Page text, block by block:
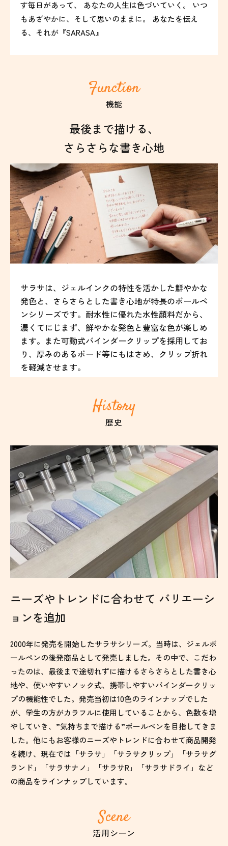
す毎日があって、
あなたの人生は色づいていく。
いつ
もあざやかに、そして思いのままに。
あなたを伝え
る、それが『SARASA』
Function
機能
最後まで描ける、
さらさらな書き心地
サラサは、ジェルインクの特性を活かした鮮やかな
発色と、さらさらとした書き心地が特長のボールペ
ンシリーズです。耐水性に優れた水性顔料だから、
濃くてにじまず、鮮やかな発色と豊富な色が楽しめ
ます。また可動式バインダークリップを採用してお
り、厚みのあるボード等にもはさめ、クリップ折れ
を軽減させます。
History
歴史
ニーズやトレンドに合わせて バリエーシ
ョンを追加
2000年に発売を開始したサラサシリーズ。当時は、ジェルボ
ールペンの後発商品として発売しました。その中で、こだわ
ったのは、最後まで途切れずに描けるさらさらとした書き心
地や、使いやすいノック式、携帯しやすいバインダークリッ
プの機能性でした。発売当初は10色のラインナップでした
が、学生の方がカラフルに使用していることから、色数を増
やしていき、”気持ちまで描ける”ボールペンを目指してきま
した。他にもお客様のニーズやトレンドに合わせて商品開発
を続け、現在では「サラサ」「サラサクリップ」「サラサグ
ランド」「サラサナノ」「サラサR」「サラサドライ」など
の商品をラインナップしています。
Scene
活用シーン